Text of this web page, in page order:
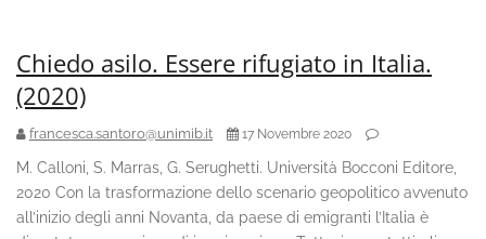
Chiedo asilo. Essere rifugiato in Italia.
(2020)
francesca.santoro@unimib.it 17 Novembre 2020
M. Calloni, S. Marras, G. Serughetti. Università Bocconi Editore,
2020 Con la trasformazione dello scenario geopolitico avvenuto
all’inizio degli anni Novanta, da paese di emigranti l’Italia è